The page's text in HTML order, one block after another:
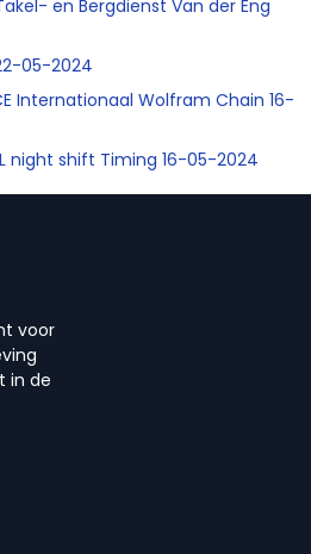
en Bergdienst Van der Eng
05-2024
Internationaal Wolfram Chain 16-
night shift Timing 16-05-2024
voor
in de